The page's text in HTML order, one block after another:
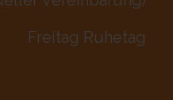
Freitag Ruhetag